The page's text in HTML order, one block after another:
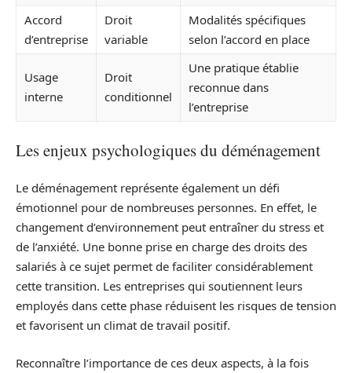
Accord
d’entreprise
Droit
variable
Modalités spécifiques
selon l’accord en place
Usage
interne
Droit
conditionnel
Une pratique établie
reconnue dans
l’entreprise
Les enjeux psychologiques du déménagement
Le déménagement représente également un défi
émotionnel pour de nombreuses personnes. En effet, le
changement d’environnement peut entraîner du stress et
de l’anxiété. Une bonne prise en charge des droits des
salariés à ce sujet permet de faciliter considérablement
cette transition. Les entreprises qui soutiennent leurs
employés dans cette phase réduisent les risques de tension
et favorisent un climat de travail positif.
Reconnaître l’importance de ces deux aspects, à la fois